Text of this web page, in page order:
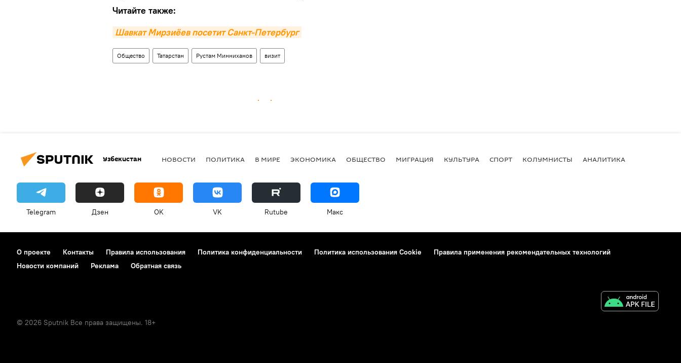
Читайте также:
Шавкат Мирзиёев посетит Санкт-Петербург
Общество Татарстан Рустам Минниханов визит
Узбекистан НОВОСТИ ПОЛИТИКА В МИРЕ ЭКОНОМИКА ОБЩЕСТВО МИГРАЦИЯ КУЛЬТУРА СПОРТ КОЛУМНИСТЫ АНАЛИТИКА
Telegram Дзен OK VK Rutube Макс
О проекте Контакты Правила использования Политика конфиденциальности Политика использования Cookie
Правила применения рекомендательных технологий
Новости компаний
Реклама Обратная связь
© 2026 Sputnik Все права защищены. 18+